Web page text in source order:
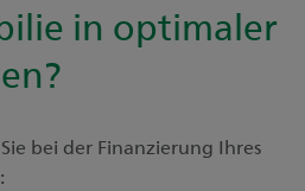
in optimaler
bei der Finanzierung Ihres